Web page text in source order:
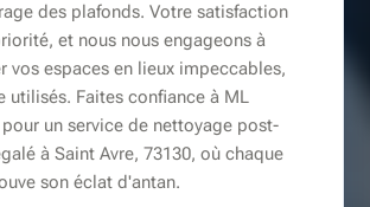
des plafonds. Votre satisfaction
et nous nous engageons à
vos espaces en lieux impeccables,
utilisés. Faites confiance à ML
un service de nettoyage post-
à Saint Avre, 73130, où chaque
son éclat d'antan.